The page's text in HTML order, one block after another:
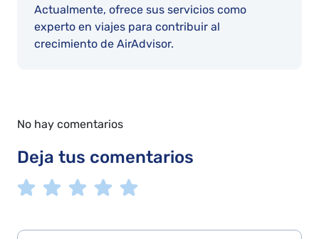
Actualmente, ofrece sus servicios como
experto en viajes para contribuir al
crecimiento de AirAdvisor.
No hay comentarios
Deja tus comentarios